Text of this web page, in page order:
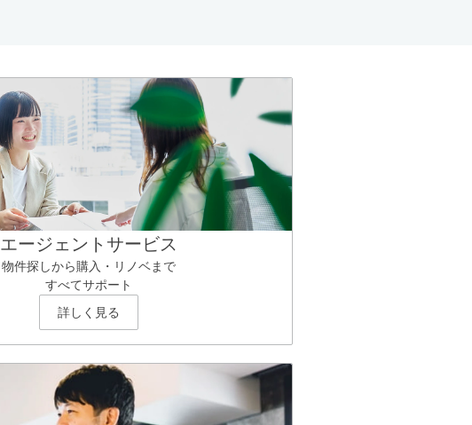
エージェントサービス
物件探しから購入・リノベまで
すべてサポート
詳しく見る